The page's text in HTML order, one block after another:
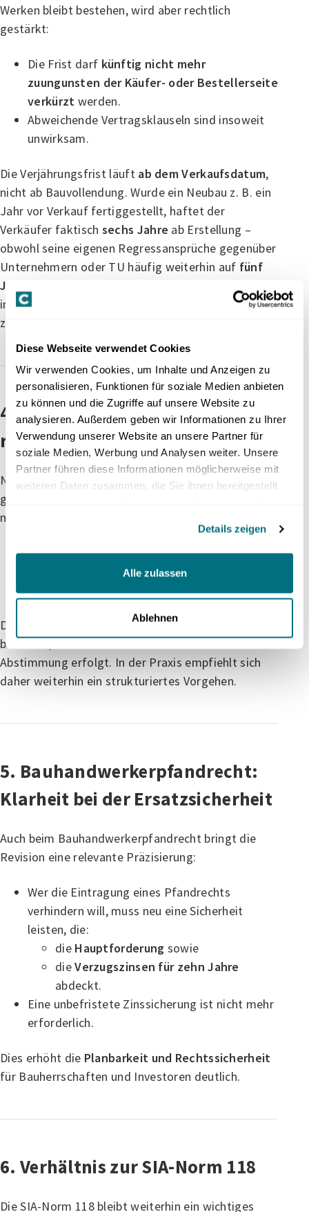
Diese Webseite verwendet Cookies
Wir verwenden Cookies, um Inhalte und Anzeigen zu
personalisieren, Funktionen für soziale Medien anbieten
zu können und die Zugriffe auf unsere Website zu
analysieren. Außerdem geben wir Informationen zu Ihrer
Verwendung unserer Website an unsere Partner für
soziale Medien, Werbung und Analysen weiter. Unsere
Partner führen diese Informationen möglicherweise mit
weiteren Daten zusammen, die Sie ihnen bereitgestellt
Details zeigen
Alle zulassen
Ablehnen
Werken bleibt bestehen, wird aber rechtlich
gestärkt:
Die Frist darf künftig nicht mehr
zuungunsten der Käufer- oder Bestellerseite
verkürzt werden.
Abweichende Vertragsklauseln sind insoweit
unwirksam.
Die Verjährungsfrist läuft ab dem Verkaufsdatum,
nicht ab Bauvollendung. Wurde ein Neubau z. B. ein
Jahr vor Verkauf fertiggestellt, haftet der
Verkäufer faktisch sechs Jahre ab Erstellung –
obwohl seine eigenen Regressansprüche gegenüber
Unternehmern oder TU häufig weiterhin auf fünf
Jahre
insbesondere bei Projektentwicklungen sorgfältig
zu berücksichtigen.
4. Ersatzvornahme ohne
richterliche Ermächtigung
Nimmt der Unternehmer oder Verkäufer die
geschuldete Nachbesserung trotz Fristansetzung
nicht vor, kann der Besteller neu:
den Mangelauf eigene Initiative oder durch
Dritte beheben lassen,
ohne vorgängiges Gerichtsurteil.
Das Beweis- und Kostenrisiko bleibt allerdings
bestehen, wenn die Ersatzvornahme ohne
Abstimmung erfolgt. In der Praxis empfiehlt sich
daher weiterhin ein strukturiertes Vorgehen.
5. Bauhandwerkerpfandrecht:
Klarheit bei der Ersatzsicherheit
Auch beim Bauhandwerkerpfandrecht bringt die
Revision eine relevante Präzisierung:
Wer die Eintragung eines Pfandrechts
verhindern will, muss neu eine Sicherheit
leisten, die:
die Hauptforderung sowie
dieVerzugszinsen für zehn Jahre
abdeckt.
Eine unbefristete Zinssicherung ist nicht mehr
erforderlich.
Dies erhöht die Planbarkeit und Rechtssicherheit
für Bauherrschaften und Investoren deutlich.
6. Verhältnis zur SIA-Norm 118
Die SIA-Norm 118 bleibt weiterhin ein wichtiges